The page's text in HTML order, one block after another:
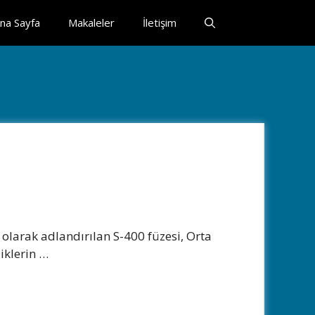
Sayfa Makaleler İletişim
adlandırılan S-400 füzesi, Orta
…